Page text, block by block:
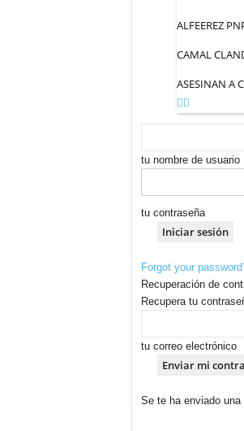
ALFEEREZ
CAMAL
ASESINAN A
tu nombre de usuario
tu contraseña
Forgot your
Recuperación de
Recupera tu
tu correo electrónico
Se te ha enviado